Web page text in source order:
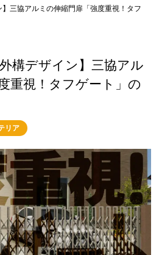
】三協アルミの伸縮門扉「強度重視！タフ
構デザイン】三協アル
重視！タフゲート」の
リア